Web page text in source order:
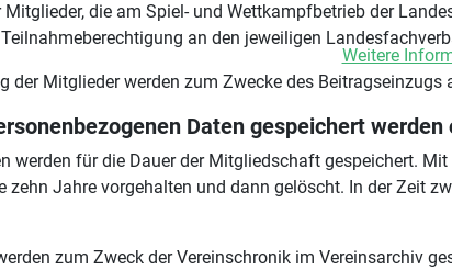
die am Spiel- und Wettkampfbetrieb der
an den jeweiligen
der Mitglieder werden zum Zwecke des
Daten gespeichert
werden für die Dauer der Mitgliedschaft gespeichert.
Jahre vorgehalten und dann gelöscht. In der Zeit
zum Zweck der Vereinschronik im Vereinsarchiv
Weitere